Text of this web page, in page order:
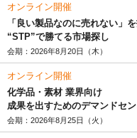
オンライン開催
「良い製品なのに売れない」
“STP”で勝てる市場探し
会期：2026年8月20日（木）
オンライン開催
化学品・素材 業界向け
成果を出すためのデマンドセ
会期：2026年8月25日（火）